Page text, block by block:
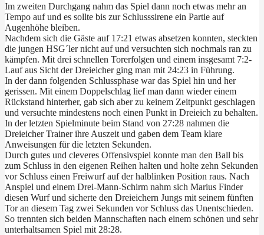
Im zweiten Durchgang nahm das Spiel dann noch etwas mehr an
Tempo auf und es sollte bis zur Schlusssirene ein Partie auf
Augenhöhe bleiben.
Nachdem sich die Gäste auf 17:21 etwas absetzen konnten, steckten
die jungen HSG´ler nicht auf und versuchten sich nochmals ran zu
kämpfen. Mit drei schnellen Torerfolgen und einem insgesamt 7:2-
Lauf aus Sicht der Dreieicher ging man mit 24:23 in Führung.
In der dann folgenden Schlussphase war das Spiel hin und her
gerissen. Mit einem Doppelschlag lief man dann wieder einem
Rückstand hinterher, gab sich aber zu keinem Zeitpunkt geschlagen
und versuchte mindestens noch einen Punkt in Dreieich zu behalten.
In der letzten Spielminute beim Stand von 27:28 nahmen die
Dreieicher Trainer ihre Auszeit und gaben dem Team klare
Anweisungen für die letzten Sekunden.
Durch gutes und cleveres Offensivspiel konnte man den Ball bis
zum Schluss in den eigenen Reihen halten und holte zehn Sekunden
vor Schluss einen Freiwurf auf der halblinken Position raus. Nach
Anspiel und einem Drei-Mann-Schirm nahm sich Marius Finder
diesen Wurf und sicherte den Dreieichern Jungs mit seinem fünften
Tor an diesem Tag zwei Sekunden vor Schluss das Unentschieden.
So trennten sich beiden Mannschaften nach einem schönen und sehr
unterhaltsamen Spiel mit 28:28.